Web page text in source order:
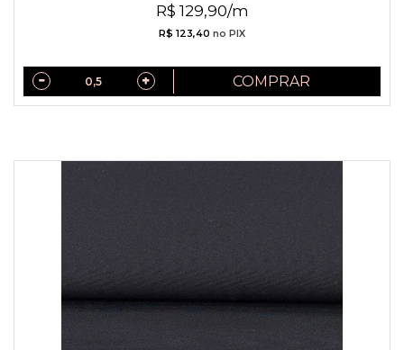
R$ 129,90/m
R$ 123,40 no PIX
COMPRAR